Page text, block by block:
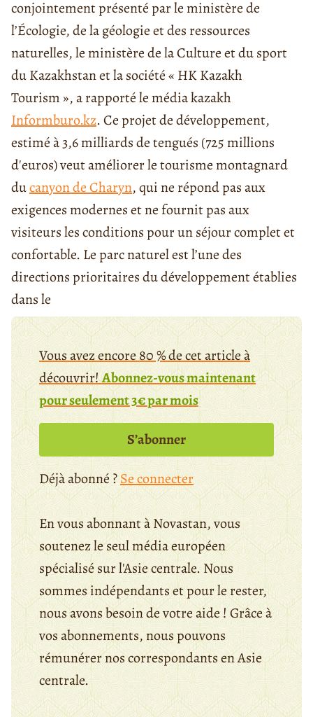
conjointement présenté par le ministère de
l’Écologie, de la géologie et des ressources
naturelles, le ministère de la Culture et du sport
du Kazakhstan et la société « HK Kazakh
Tourism », a rapporté le média kazakh
Informburo.kz. Ce projet de développement,
estimé à 3,6 milliards de tengués (725 millions
d'euros) veut améliorer le tourisme montagnard
ducanyon de Charyn, qui ne répond pas aux
exigences modernes et ne fournit pas aux
visiteurs les conditions pour un séjour complet et
confortable. Le parc naturel est l’une des
directions prioritaires du développement établies
dans le
Vous avez encore 80 % de cet article à
découvrir!Abonnez-vous maintenant
pour seulement 3€ par mois
S’abonner
Déjà abonné ?Se connecter
En vous abonnant à Novastan, vous
soutenez le seul média européen
spécialisé sur l'Asie centrale. Nous
sommes indépendants et pour le rester,
nous avons besoin de votre aide ! Grâce à
vos abonnements, nous pouvons
rémunérer nos correspondants en Asie
centrale.